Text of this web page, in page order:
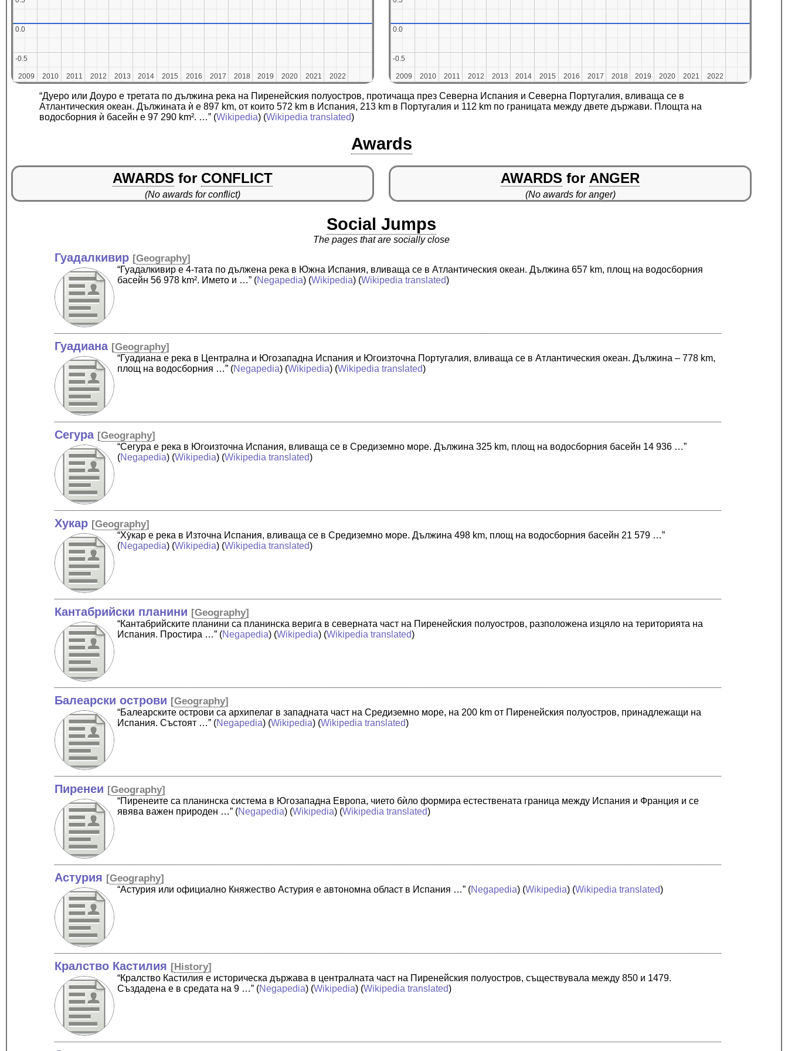
2009
2009 2010
2010 2011
2011 2012
2012 2013
2013 2014
2014 2015
2015 2016
2016 2017
2017 2018
2018 2019
2019 2020
2020 2021
2021 2022
2022
-0.5
-0.5
0.0
0.0
2009
2009 2010
2010 2011
2011 2012
2012 2013
2013 2014
2014 2015
2015 2016
2016 2017
2017 2018
2018 2019
2019 2020
2020 2021
2021 2022
2022
-0.5
-0.5
0.0
0.0
“Дуеро или Доуро е третата по дължина река на Пиренейския полуостров, протичаща през Северна Испания и Северна Португалия, вливаща се в
Атлантическия океан. Дължината ѝ е 897 km, от които 572 km в Испания, 213 km в Португалия и 112 km по границата между двете държави. Площта на
водосборния ѝ басейн е 97 290 km². …” (Wikipedia) (Wikipedia translated)
Awards
AWARDS for CONFLICT
(No awards for conflict)
AWARDS for ANGER
(No awards for anger)
Social Jumps
The pages that are socially close
Гуадалкивир [Geography]
“Гуадалкивир е 4-тата по дължена река в Южна Испания, вливаща се в Атлантическия океан. Дължина 657 km, площ на водосборния
басейн 56 978 km². Името и …” (Negapedia) (Wikipedia) (Wikipedia translated)
Гуадиана [Geography]
“Гуадиана е река в Централна и Югозападна Испания и Югоизточна Португалия, вливаща се в Атлантическия океан. Дължина – 778 km,
площ на водосборния …” (Negapedia) (Wikipedia) (Wikipedia translated)
Сегура [Geography]
“Сегура е река в Югоизточна Испания, вливаща се в Средиземно море. Дължина 325 km, площ на водосборния басейн 14 936 …”
(Negapedia) (Wikipedia) (Wikipedia translated)
Хукар [Geography]
“Ху̀кар е река в Източна Испания, вливаща се в Средиземно море. Дължина 498 km, площ на водосборния басейн 21 579 …”
(Negapedia) (Wikipedia) (Wikipedia translated)
Кантабрийски планини [Geography]
“Кантабрийските планини са планинска верига в северната част на Пиренейския полуостров, разположена изцяло на територията на
Испания. Простира …” (Negapedia) (Wikipedia) (Wikipedia translated)
Балеарски острови [Geography]
“Балеарските острови са архипелаг в западната част на Средиземно море, на 200 km от Пиренейския полуостров, принадлежащи на
Испания. Състоят …” (Negapedia) (Wikipedia) (Wikipedia translated)
Пиренеи [Geography]
“Пиренеите са планинска система в Югозападна Европа, чието бѝло формира естествената граница между Испания и Франция и се
явява важен природен …” (Negapedia) (Wikipedia) (Wikipedia translated)
Астурия [Geography]
“Астурия или официално Княжество Астурия е автономна област в Испания …” (Negapedia) (Wikipedia) (Wikipedia translated)
Кралство Кастилия [History]
“Кралство Кастилия е историческа държава в централната част на Пиренейския полуостров, съществувала между 850 и 1479.
Създадена е в средата на 9 …” (Negapedia) (Wikipedia) (Wikipedia translated)